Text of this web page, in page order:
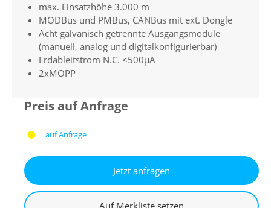
max. Einsatzhöhe 3.000 m
MODBus und PMBus, CANBus mit ext. Dongle
Acht galvanisch getrennte Ausgangsmodule
(manuell, analog und digitalkonfigurierbar)
Erdableitstrom N.C. <500µA
2xMOPP
Preis auf Anfrage
auf Anfrage